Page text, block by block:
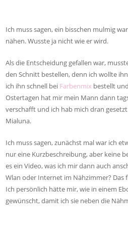
Ich muss sagen, ein bisschen mulmig
nähen. Wusste ja nicht wie er wird.
Als die Entscheidung gefallen war,
den Schnitt bestellen, denn ich wollte
ich ihn schnell bei Farbenmix bestellt
Ostertagen hat mir mein Mann dann
verschafft und ich hab mich dran
Mialuna.
Ich muss sagen, zunächst mal war ich
nur eine Kurzbeschreibung, aber keine
es ein Video, was ich mir dann auch
Wlan oder Internet im Nähzimmer? Das
Ich persönlich hätte mir, wie in einem
gewünscht, damit ich sie neben die